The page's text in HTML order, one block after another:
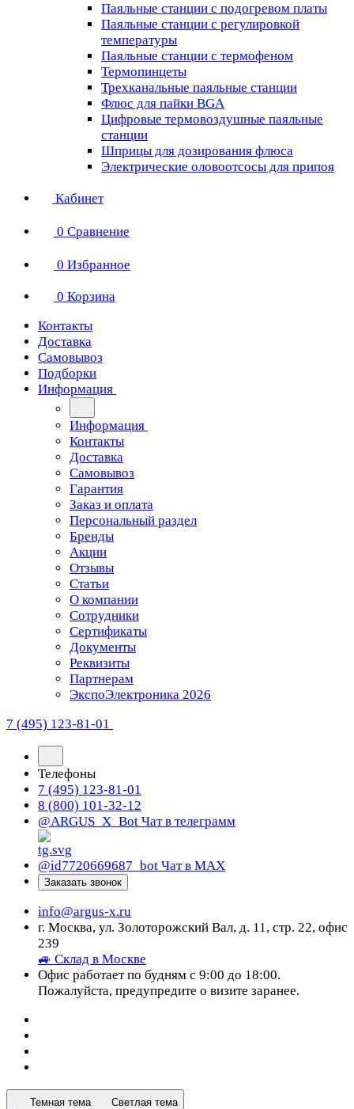
Паяльные станции с подогревом платы
Паяльные станции с регулировкой
температуры
Паяльные станции с термофеном
Термопинцеты
Трехканальные паяльные станции
Флюс для пайки BGA
Цифровые термовоздушные паяльные
станции
Шприцы для дозирования флюса
Электрические оловоотсосы для припоя
Кабинет
0 Сравнение
0 Избранное
0 Корзина
Контакты
Доставка
Самовывоз
Подборки
Информация
Информация
Контакты
Доставка
Самовывоз
Гарантия
Заказ и оплата
Персональный раздел
Бренды
Акции
Отзывы
Статьи
О компании
Сотрудники
Сертификаты
Документы
Реквизиты
Партнерам
ЭкспоЭлектроника 2026
7 (495) 123-81-01
Телефоны
7 (495) 123-81-01
8 (800) 101-32-12
@ARGUS_X_Bot Чат в телеграмм
@id7720669687_bot Чат в МАХ
Заказать звонок
info@argus-x.ru
г. Москва, ул. Золоторожский Вал, д. 11, стр. 22, офис
239
🚙 Склад в Москве
Офис работает по будням с 9:00 до 18:00.
Пожалуйста, предупредите о визите заранее.
Темная тема Светлая тема